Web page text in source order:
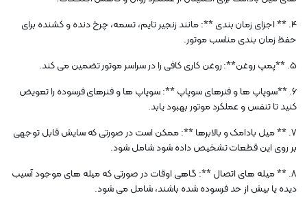
4. ** اجزای زمان بندی **: مانند زنجیر تایم، تسمه، چرخ دنده و کشنده برای
حفظ زمان بندی مناسب موتور.
5. **پمپ روغن**: روغن کاری کافی را در سراسر موتور تضمین می کند.
6. **سوپاپ ها و فنرهای سوپاپ **: سوپاپ ها و فنرهای فرسوده را تعویض
کنید تا تنفس و عملکرد موتور بهبود یابد.
7. ** میل بادامک و بالابرها **: ممکن است در صورتی که سایش قابل توجهی
بر روی این قطعات تشخیص داده شود شامل شود.
8. ** میله های اتصال **: گاهی اوقات در صورتی که میله های موجود آسیب
دیده یا بیش از حد فرسوده شده باشند، شامل می شود.